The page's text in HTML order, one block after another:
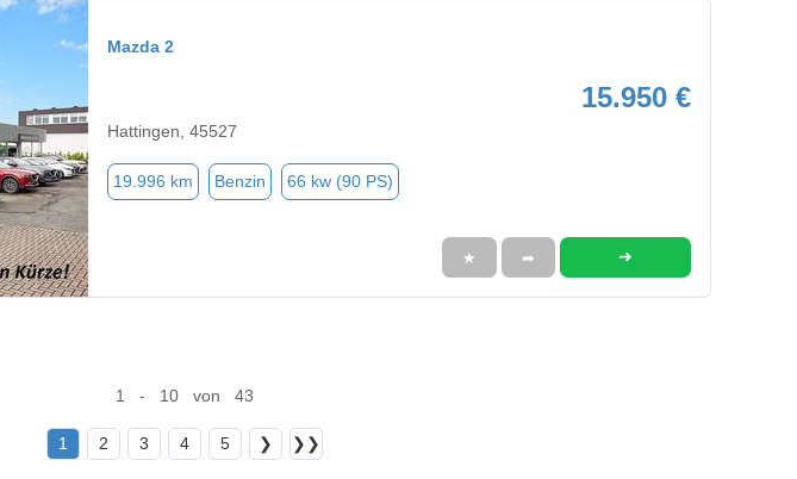
Mazda 2
15.950 €
Hattingen, 45527
19.996 km Benzin 66 kw (90 PS)
★ ➦ ➜
1 - 10 von 43
1 2 3 4 5 ❯ ❯❯